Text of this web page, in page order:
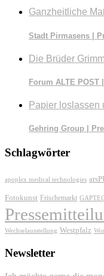
Ganzheitliche
Stadt Pirmasens |
Die Brüder
Forum ALTE
Papier loslassen
Gehring Group |
Schlagwörter
apoplex medical technologies
Fotokunst Frischemarkt
Wechselausstellung Westpfalz
Newsletter